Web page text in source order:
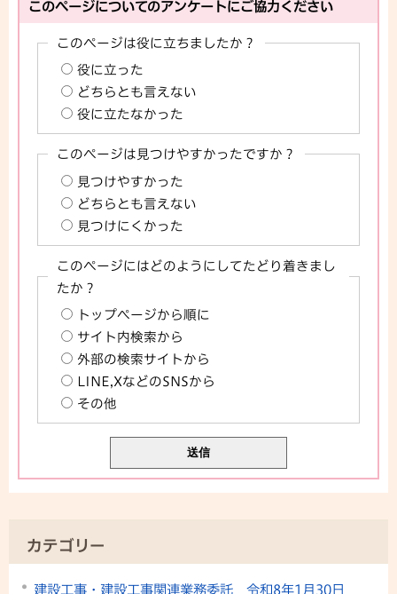
このページについてのアンケートにご協力ください
このページは役に立ちましたか？
役に立った
どちらとも言えない
役に立たなかった
このページは見つけやすかったですか？
見つけやすかった
どちらとも言えない
見つけにくかった
このページにはどのようにしてたどり着きまし
たか？
トップページから順に
サイト内検索から
外部の検索サイトから
LINE,XなどのSNSから
その他
カテゴリー
建設工事・建設工事関連業務委託 令和8年1月30日